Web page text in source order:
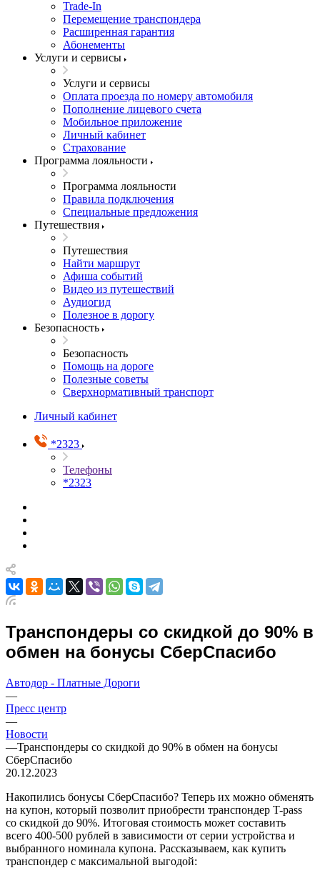
Trade-In
Перемещение транспондера
Расширенная гарантия
Абонементы
Услуги и сервисы
Услуги и сервисы
Оплата проезда по номеру автомобиля
Пополнение лицевого счета
Мобильное приложение
Личный кабинет
Страхование
Программа лояльности
Программа лояльности
Правила подключения
Специальные предложения
Путешествия
Путешествия
Найти маршрут
Афиша событий
Видео из путешествий
Аудиогид
Полезное в дорогу
Безопасность
Безопасность
Помощь на дороге
Полезные советы
Сверхнормативный транспорт
Личный кабинет
*2323
Телефоны
*2323
Транспондеры со скидкой до 90% в
обмен на бонусы СберСпасибо
Автодор - Платные Дороги
—
Пресс центр
—
Новости
—Транспондеры со скидкой до 90% в обмен на бонусы
СберСпасибо
20.12.2023
Накопились бонусы СберСпасибо? Теперь их можно обменять
на купон, который позволит приобрести транспондер T-pass
со скидкой до 90%. Итоговая стоимость может составить
всего 400-500 рублей в зависимости от серии устройства и
выбранного номинала купона. Рассказываем, как купить
транспондер с максимальной выгодой: